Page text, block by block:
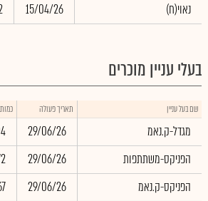
(נאוי(ח
15/04/26
בעלי עניין מוכרים
שם בעל עניין תאריך פעולה כמות
מגדל-ק.נאמ 29/06/26
הפניקס-משתתפות
29/06/26
הפניקס-ק.נאמ
29/06/26